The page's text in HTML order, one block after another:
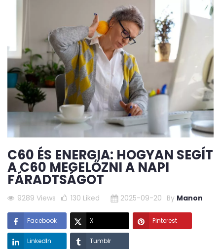
C60 ÉS ENERGIA: HOGYAN SEGÍT
A C60 MEGELŐZNI A NAPI
FÁRADTSÁGOT
9289 Views 130 Liked 2025-09-20 By Manon
Facebook X Pinterest
LinkedIn Tumblr